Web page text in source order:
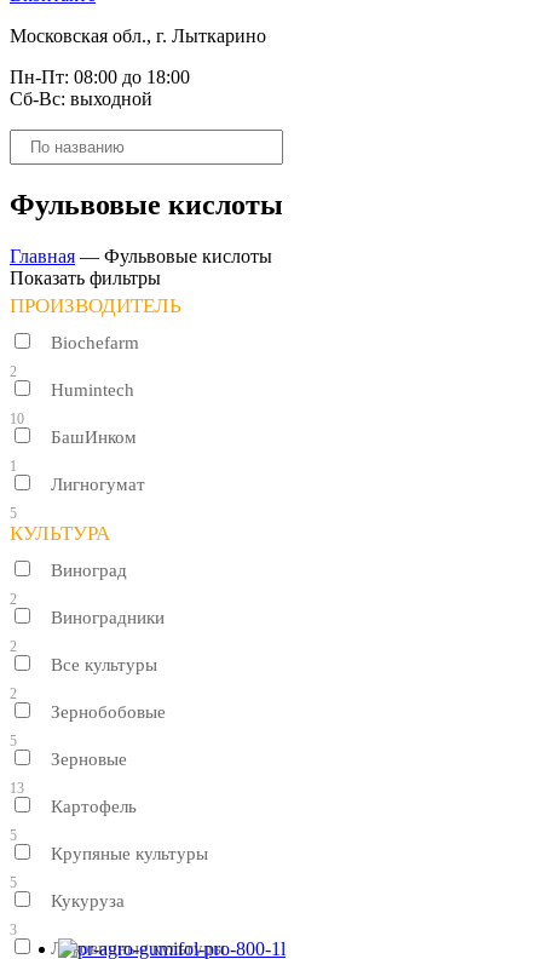
Московская обл., г. Лыткарино
Пн-Пт: 08:00 до 18:00
Сб-Вс: выходной
Поиск
товаров
Фульвовые кислоты
Главная — Фульвовые кислоты
Показать фильтры
ПРОИЗВОДИТЕЛЬ
Biochefarm
2
Humintech
10
БашИнком
1
Лигногумат
5
КУЛЬТУРА
Виноград
2
Виноградники
2
Все культуры
2
Зернобобовые
5
Зерновые
13
Картофель
5
Крупяные культуры
5
Кукуруза
3
Луковичные культуры